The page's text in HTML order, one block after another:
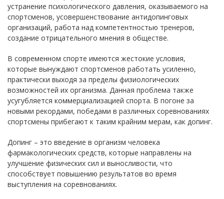
устранение психологического давления, оказываемого на
спортсменов, усовершенствование антидопинговых
организаций, работа над компетентностью тренеров,
создание отрицательного мнения в обществе.
В современном спорте имеются жестокие условия,
которые вынуждают спортсменов работать усиленно,
практически выходя за пределы физиологических
возможностей их организма. Данная проблема также
усугубляется коммерциализацией спорта. В погоне за
новыми рекордами, победами в различных соревнованиях
спортсмены прибегают к таким крайним мерам, как допинг.
Допинг – это введение в организм человека
фармакологических средств, которые направлены на
улучшение физических сил и выносливости, что
способствует повышению результатов во время
выступления на соревнованиях.